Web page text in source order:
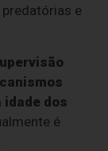
e
dos
é